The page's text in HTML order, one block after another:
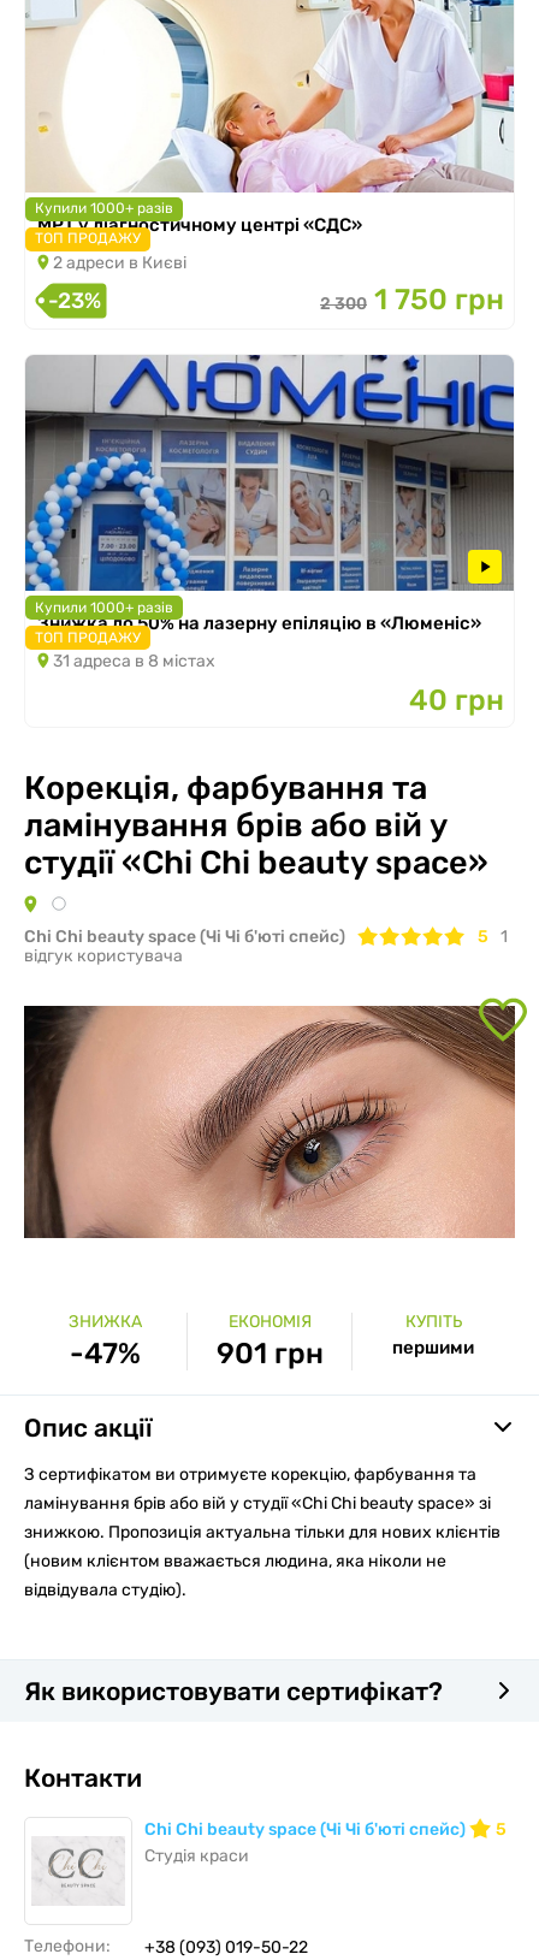
Купили 1000+ разів
ТОП ПРОДАЖУ
МРТ у діагностичному центрі «СДС»
2 адреси в Києві
-23% 2 300 1 750 грн
Купили 1000+ разів
ТОП ПРОДАЖУ
Знижка до 50% на лазерну епіляцію в «Люменіс»
31 адреса в 8 містах
40 грн
Корекція, фарбування та
ламінування брів або вій у
студії «Chi Chi beauty space»
Chi Chi beauty space (Чі Чі б'юті спейс) 5
1
вiдгук користувача
ЗНИЖКА
-47%
ЕКОНОМІЯ
901 грн
КУПІТЬ
першими
Опис акції
З сертифікатом ви отримуєте корекцію, фарбування та
ламінування брів або вій у студії «Chi Chi beauty space» зі
знижкою. Пропозиція актуальна тільки для нових клієнтів
(новим клієнтом вважається людина, яка ніколи не
відвідувала студію).
Як використовувати сертифікат?
Контакти
Chi Chi beauty space (Чі Чі б'юті спейс)
5
Студія краси
Телефони: +38 (093) 019-50-22